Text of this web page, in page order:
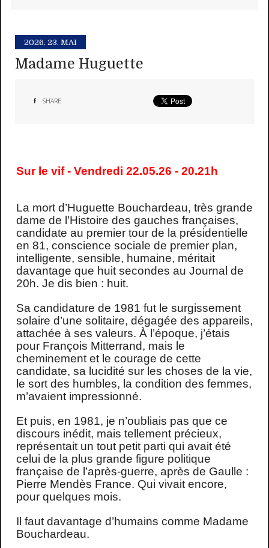
2026. 23. MAI
Madame Huguette
SHARE
Sur le vif - Vendredi 22.05.26 - 20.21h
La mort d’Huguette Bouchardeau, très grande
dame de l’Histoire des gauches françaises,
candidate au premier tour de la présidentielle
en 81, conscience sociale de premier plan,
intelligente, sensible, humaine, méritait
davantage que huit secondes au Journal de
20h. Je dis bien : huit.
Sa candidature de 1981 fut le surgissement
solaire d’une solitaire, dégagée des appareils,
attachée à ses valeurs. À l’époque, j’étais
pour François Mitterrand, mais le
cheminement et le courage de cette
candidate, sa lucidité sur les choses de la vie,
le sort des humbles, la condition des femmes,
m’avaient impressionné.
Et puis, en 1981, je n’oubliais pas que ce
discours inédit, mais tellement précieux,
représentait un tout petit parti qui avait été
celui de la plus grande figure politique
française de l’après-guerre, après de Gaulle :
Pierre Mendès France. Qui vivait encore,
pour quelques mois.
Il faut davantage d’humains comme Madame
Bouchardeau.